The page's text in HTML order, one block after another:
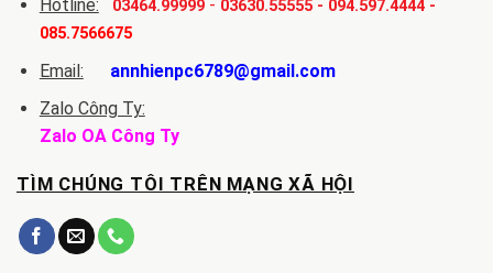
Hotline:
03464.99999- 03630.55555- 094.597.4444-
085.7566675
Email:
annhienpc6789@gmail.com
Zalo Công Ty:
Zalo OA Công Ty
TÌM CHÚNG TÔI TRÊN MẠNG XÃ HỘI